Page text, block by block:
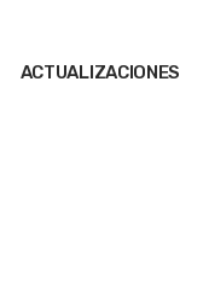
ACTUALIZACIONES